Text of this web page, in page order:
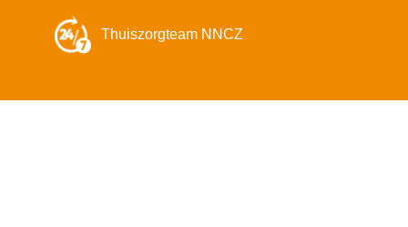
Thuiszorgteam NNCZ